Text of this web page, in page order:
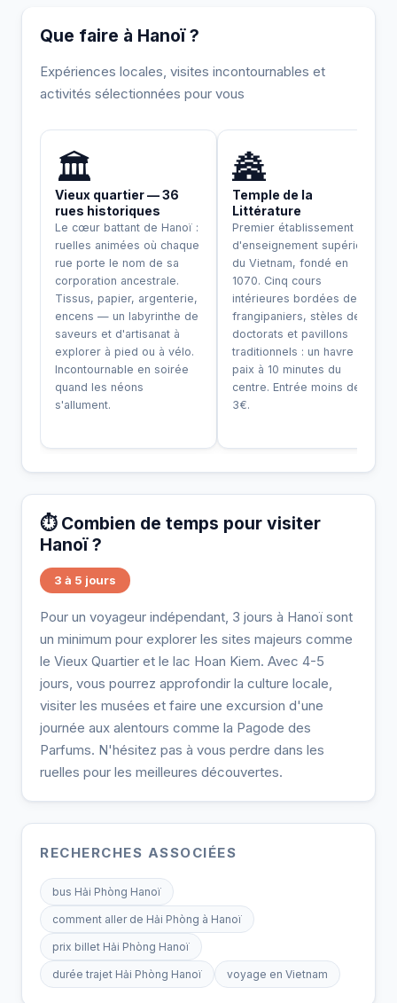
Que faire à Hanoï ?
Expériences locales, visites incontournables et
activités sélectionnées pour vous
🏛️
Vieux quartier — 36
rues historiques
Le cœur battant de Hanoï :
ruelles animées où chaque
rue porte le nom de sa
corporation ancestrale.
Tissus, papier, argenterie,
encens — un labyrinthe de
saveurs et d'artisanat à
explorer à pied ou à vélo.
Incontournable en soirée
quand les néons
s'allument.
🏯
Temple de la
Littérature
Premier établissement
d'enseignement supérieur
du Vietnam, fondé en
1070. Cinq cours
intérieures bordées de
frangipaniers, stèles de
doctorats et pavillons
traditionnels : un havre de
paix à 10 minutes du
centre. Entrée moins de
3€.
⏱️ Combien de temps pour visiter
Hanoï ?
3 à 5 jours
Pour un voyageur indépendant, 3 jours à Hanoï sont
un minimum pour explorer les sites majeurs comme
le Vieux Quartier et le lac Hoan Kiem. Avec 4-5
jours, vous pourrez approfondir la culture locale,
visiter les musées et faire une excursion d'une
journée aux alentours comme la Pagode des
Parfums. N'hésitez pas à vous perdre dans les
ruelles pour les meilleures découvertes.
RECHERCHES ASSOCIÉES
bus Hải Phòng Hanoï
comment aller de Hải Phòng à Hanoï
prix billet Hải Phòng Hanoï
durée trajet Hải Phòng Hanoï voyage en Vietnam